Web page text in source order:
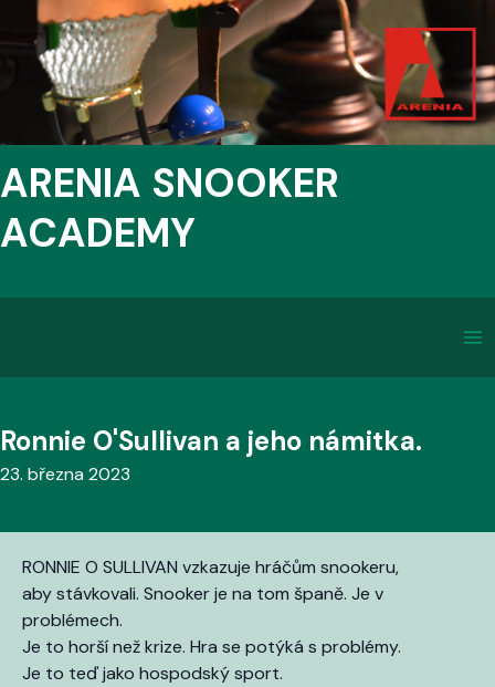
ARENIA SNOOKER
ACADEMY
Ronnie O'Sullivan a jeho námitka.
23. března 2023
RONNIE O SULLIVAN vzkazuje hráčům snookeru,
aby stávkovali. Snooker je na tom španě. Je v
problémech.
Je to horší než krize. Hra se potýká s problémy.
Je to teď jako hospodský sport.